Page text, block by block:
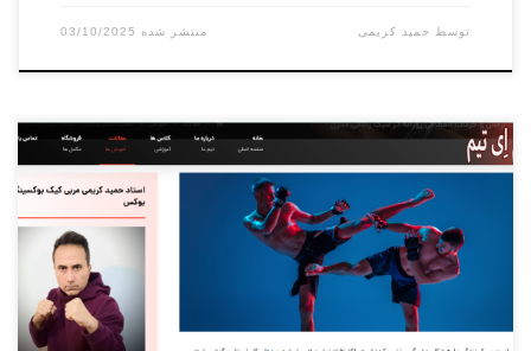
توسط حمید کریمی 03/10/2025
زندگی امروز ما پر از تکنولوژی و کار پشت میز است. ساعت‌ها
نشستن پشت کامپیوتر، گوشی یا خودرو باعث درد کمر، زانو و
دست‌ها می‌شود. نرمش و حرکات انعطافی روزانه، راهی ساده و
مؤثر برای مقابله با این مشکلات است. ? چرا نرمش روزانه
اهمیت دارد؟